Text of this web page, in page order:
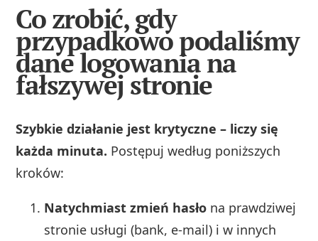
Co zrobić, gdy
przypadkowo podaliśmy
dane logowania na
fałszywej stronie
Szybkie działanie jest krytyczne – liczy się
każda minuta. Postępuj według poniższych
kroków:
Natychmiast zmień hasło na prawdziwej
stronie usługi (bank, e‑mail) i w innych